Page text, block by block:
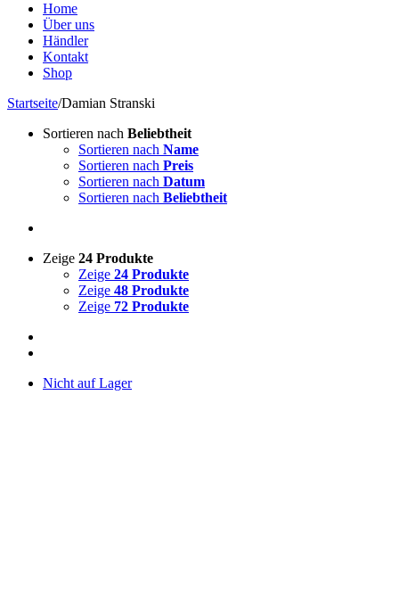
Home
Über uns
Händler
Kontakt
Shop
Startseite/Damian Stranski
Sortieren nach Beliebtheit
Sortieren nach Name
Sortieren nach Preis
Sortieren nach Datum
Sortieren nach Beliebtheit
Zeige 24 Produkte
Zeige 24 Produkte
Zeige 48 Produkte
Zeige 72 Produkte
Nicht auf Lager